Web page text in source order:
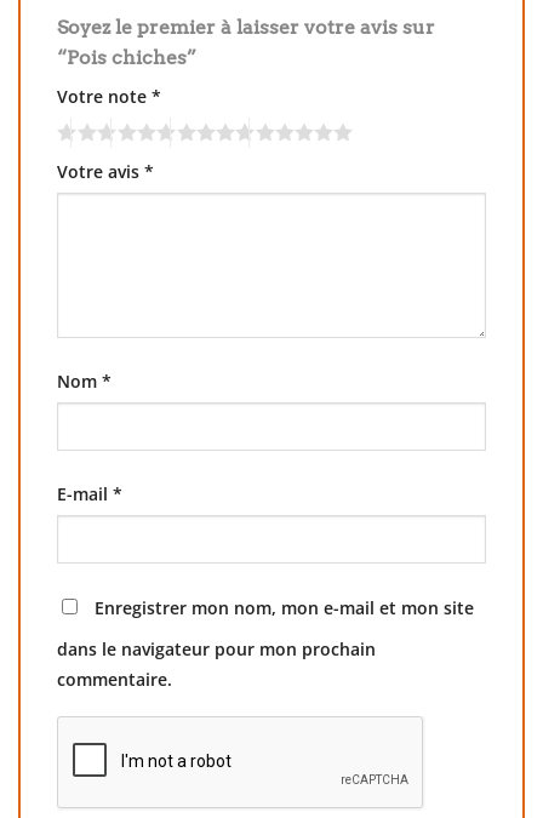
Soyez le premier à laisser votre avis sur
“Pois chiches”
Votre note *
Votre avis *
Nom *
E-mail *
Enregistrer mon nom, mon e-mail et mon site
dans le navigateur pour mon prochain
commentaire.